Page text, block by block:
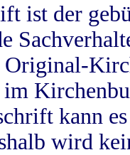
ist der
kann
wird